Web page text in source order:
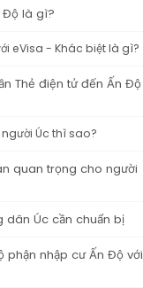
Độ là gì?
eVisa - Khác biệt là gì?
Thẻ điện tử đến Ấn Độ
Úc thì sao?
quan trọng cho người
dân Úc cần chuẩn bị
phận nhập cư Ấn Độ với